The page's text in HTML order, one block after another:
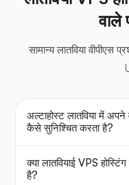
वाले
सामान्य लातविया वीपीएस
अल्टाहोस्ट लातविया में
कैसे सुनिश्चित करता है?
क्या लातवियाई VPS
है?